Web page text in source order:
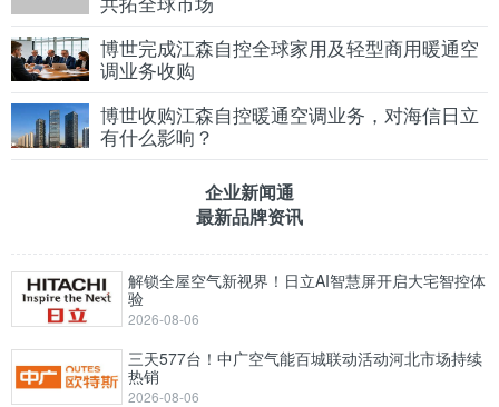
博世完成江森自控全球家用及轻型商用暖通空
调业务收购
博世收购江森自控暖通空调业务，对海信日立
有什么影响？
企业新闻通
最新品牌资讯
解锁全屋空气新视界！日立AI智慧屏开启大宅智控体
验
2026-08-06
三天577台！中广空气能百城联动活动河北市场持续
热销
2026-08-06